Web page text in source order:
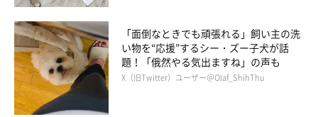
★Instagram、Twitterで「#いぬのきもち」「#いぬのきもち部」
でご投稿いただいた素敵な写真・動画を紹介しています。
「面倒なときでも頑張れる」飼い主の洗
い物を“応援”するシー・ズー子犬が話
題！「俄然やる気出ますね」の声も
X（旧Twitter）ユーザー＠Olaf_ShihThu